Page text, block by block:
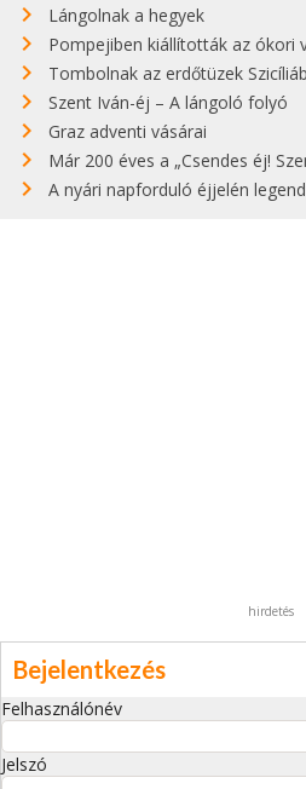
Lángolnak a hegyek
Pompejiben kiállították az ókori világ
Tombolnak az erdőtüzek
Szent Iván-éj – A lángoló folyó
Graz adventi vásárai
Már 200 éves a „Csendes éj!
A nyári napforduló éjjelén legendás
hirdetés
Bejelentkezés
Felhasználónév
Jelszó